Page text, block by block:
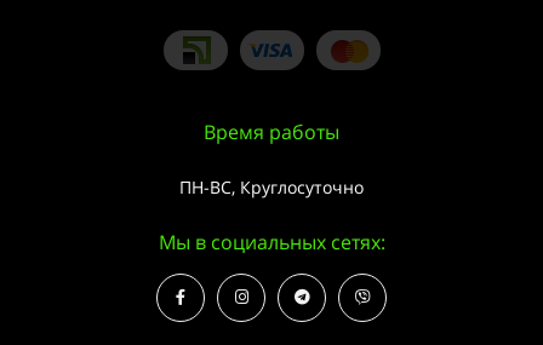
Время работы
ПН-ВС, Круглосуточно
Мы в социальных сетях: